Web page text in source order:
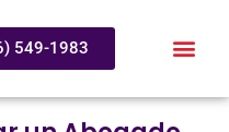
549-1983